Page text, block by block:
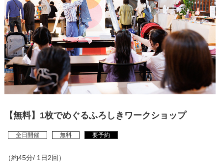
【無料】1枚でめぐるふろしきワークショップ
全日開催 無料 要予約
（約45分/ 1日2回）